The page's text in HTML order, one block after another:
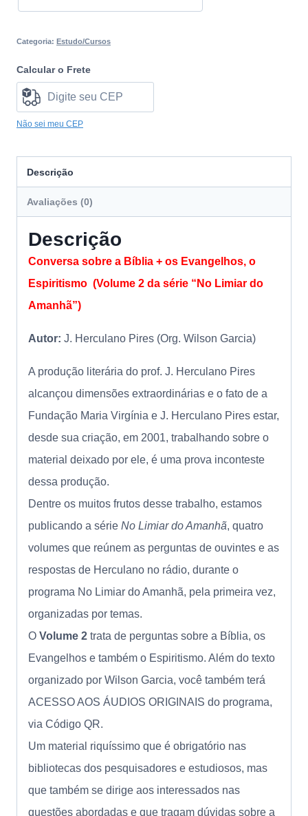
Categoria: Estudo/Cursos
Calcular o Frete
Não sei meu CEP
Descrição
Avaliações (0)
Descrição
Conversa sobre a Bíblia + os Evangelhos, o
Espiritismo (Volume 2 da série “No Limiar do
Amanhã”)
Autor: J. Herculano Pires (Org. Wilson Garcia)
A produção literária do prof. J. Herculano Pires
alcançou dimensões extraordinárias e o fato de a
Fundação Maria Virgínia e J. Herculano Pires estar,
desde sua criação, em 2001, trabalhando sobre o
material deixado por ele, é uma prova inconteste
dessa produção.
Dentre os muitos frutos desse trabalho, estamos
publicando a série No Limiar do Amanhã, quatro
volumes que reúnem as perguntas de ouvintes e as
respostas de Herculano no rádio, durante o
programa No Limiar do Amanhã, pela primeira vez,
organizadas por temas.
O Volume 2 trata de perguntas sobre a Bíblia, os
Evangelhos e também o Espiritismo. Além do texto
organizado por Wilson Garcia, você também terá
ACESSO AOS ÁUDIOS ORIGINAIS do programa,
via Código QR.
Um material riquíssimo que é obrigatório nas
bibliotecas dos pesquisadores e estudiosos, mas
que também se dirige aos interessados nas
questões abordadas e que tragam dúvidas sobre a